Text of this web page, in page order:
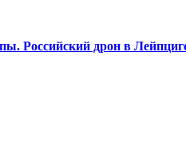
Российский дрон в